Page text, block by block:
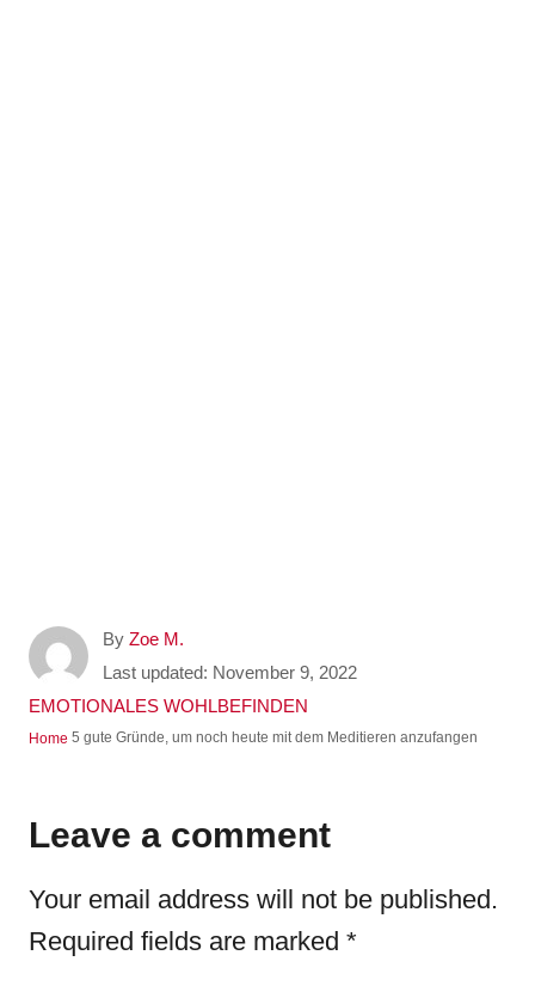
By A
u
o
Zoe M.
P
o
o
Last updated: November 9, 2022
C
a
o
i
s
EMOTIONALES WOHLBEFINDEN
Home 5 gute Gründe, um noch heute mit dem Meditieren anzufangen
Leave a comment
Your email address will not be published.
Required fields are marked *